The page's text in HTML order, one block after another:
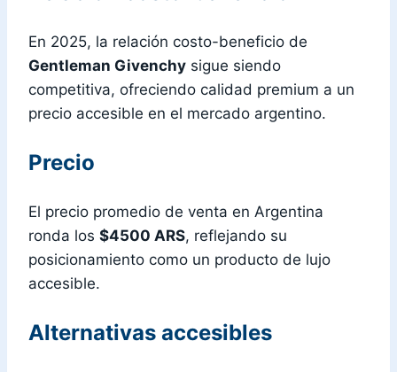
En 2025, la relación costo-beneficio de
Gentleman Givenchy sigue siendo
competitiva, ofreciendo calidad premium a un
precio accesible en el mercado argentino.
Precio
El precio promedio de venta en Argentina
ronda los $4500 ARS, reflejando su
posicionamiento como un producto de lujo
accesible.
Alternativas accesibles